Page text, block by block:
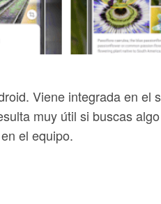
Viene integrada en el
muy útil si buscas
el equipo.